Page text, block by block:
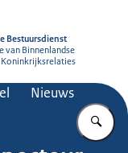
Bestuursdienst
van Binnenlandse
Koninkrijksrelaties
Nieuws